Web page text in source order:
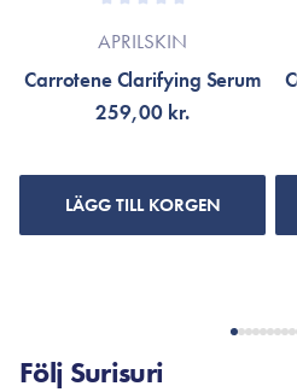
APRILSKIN
Carrotene Clarifying Serum
259,00 kr.
LÄGG TILL KORGEN
Följ Surisuri